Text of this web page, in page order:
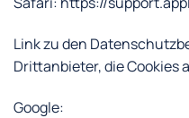
Link zu den
Drittanbieter, die Cookies
Google: